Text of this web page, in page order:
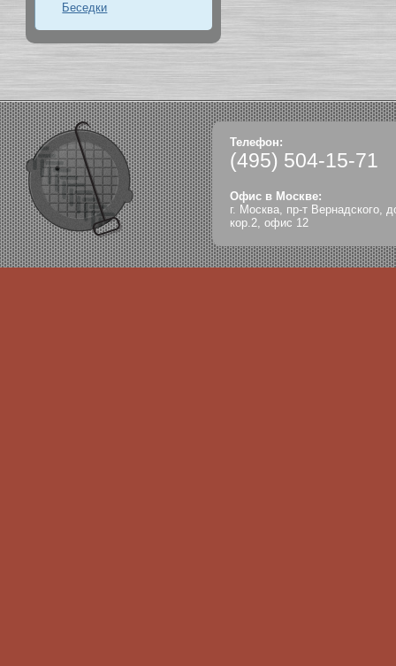
Беседки
Телефон:
(495) 504-15-71
Офис в Москве:
г. Москва, пр-т Вернадского,
кор.2, офис 12